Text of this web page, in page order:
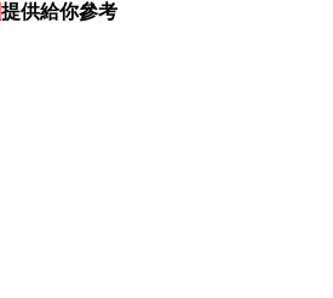
提供給你參考